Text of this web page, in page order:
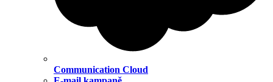
Communication Cloud